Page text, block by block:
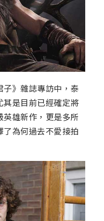
》雜誌專訪中，泰
是目前已經確定將
雄新作，更是多所
為何過去不愛接拍